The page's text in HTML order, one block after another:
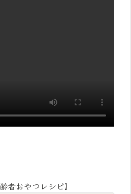
者おやつレシピ】